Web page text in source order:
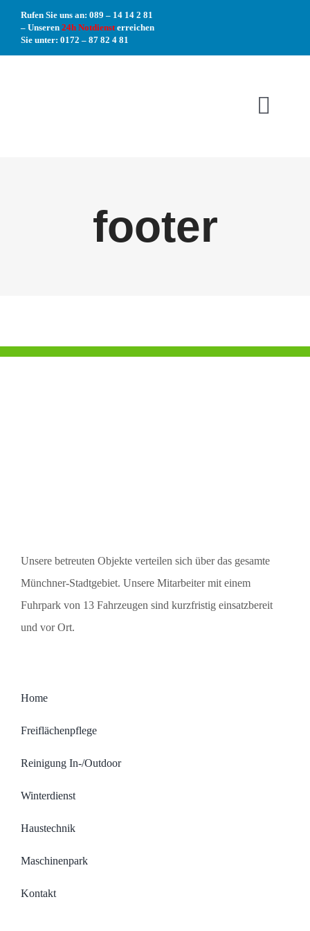
Inhalt
springen
Rufen Sie uns an: 089 – 14 14 2 81
– Unseren 24h Notdiensterreichen
Sie unter: 0172 – 87 82 4 81
Haustechnik
footer
Unsere betreuten Objekte verteilen sich über das gesamte
Münchner-Stadtgebiet. Unsere Mitarbeiter mit einem
Fuhrpark von 13 Fahrzeugen sind kurzfristig einsatzbereit
und vor Ort.
Home
Freiflächenpflege
Reinigung In-/Outdoor
Winterdienst
Haustechnik
Maschinenpark
Kontakt